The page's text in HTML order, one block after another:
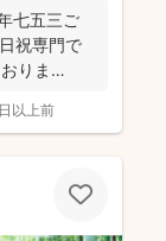
七五三ご
祝専門で
りま
以上前